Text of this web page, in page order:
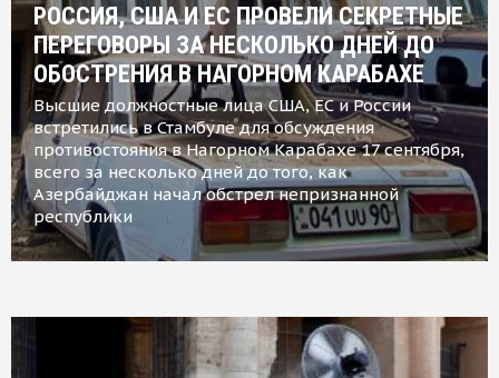
РОССИЯ, США И ЕС ПРОВЕЛИ СЕКРЕТНЫЕ
ПЕРЕГОВОРЫ ЗА НЕСКОЛЬКО ДНЕЙ ДО
ОБОСТРЕНИЯ В НАГОРНОМ КАРАБАХЕ
Высшие должностные лица США, ЕС и России
встретились в Стамбуле для обсуждения
противостояния в Нагорном Карабахе 17 сентября,
всего за несколько дней до того, как
Азербайджан начал обстрел непризнанной
республики